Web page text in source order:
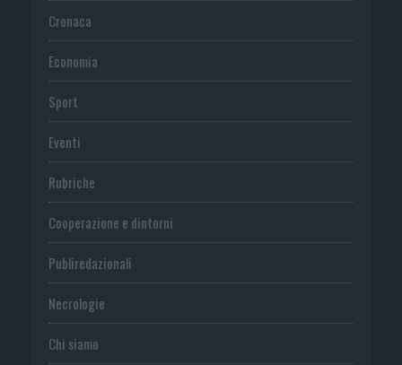
Cronaca
Economia
Sport
Eventi
Rubriche
Cooperazione e dintorni
Publiredazionali
Necrologie
Chi siamo